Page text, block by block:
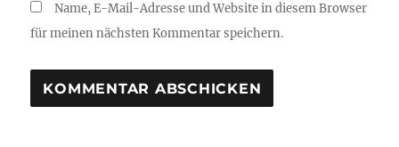
Name, E-Mail-Adresse und Website in diesem Browser
für meinen nächsten Kommentar speichern.